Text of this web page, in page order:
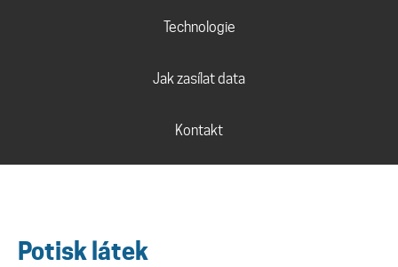
Technologie
Jak zasílat data
Kontakt
Potisk látek